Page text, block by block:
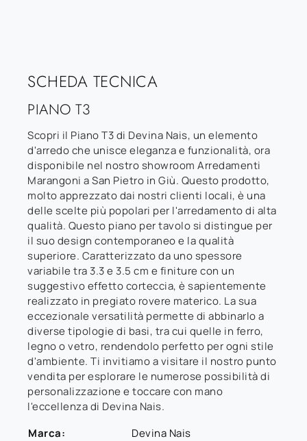
SCHEDA TECNICA
PIANO T3
Scopri il Piano T3 di Devina Nais, un elemento
d'arredo che unisce eleganza e funzionalità, ora
disponibile nel nostro showroom Arredamenti
Marangoni a San Pietro in Giù. Questo prodotto,
molto apprezzato dai nostri clienti locali, è una
delle scelte più popolari per l'arredamento di alta
qualità. Questo piano per tavolo si distingue per
il suo design contemporaneo e la qualità
superiore. Caratterizzato da uno spessore
variabile tra 3.3 e 3.5 cm e finiture con un
suggestivo effetto corteccia, è sapientemente
realizzato in pregiato rovere materico. La sua
eccezionale versatilità permette di abbinarlo a
diverse tipologie di basi, tra cui quelle in ferro,
legno o vetro, rendendolo perfetto per ogni stile
d'ambiente. Ti invitiamo a visitare il nostro punto
vendita per esplorare le numerose possibilità di
personalizzazione e toccare con mano
l'eccellenza di Devina Nais.
Marca:
Devina Nais